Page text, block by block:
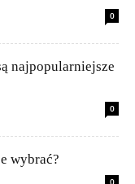
0
najpopularniejsze
0
wybrać?
0